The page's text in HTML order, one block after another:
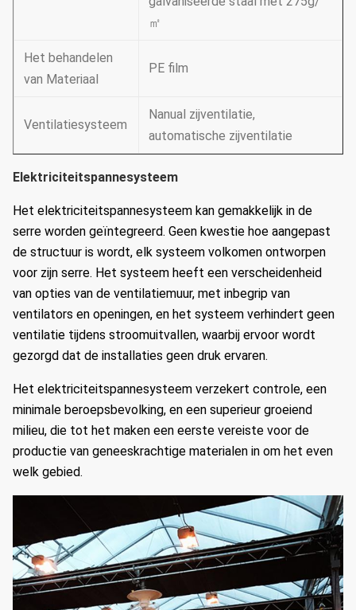
㎡
Het behandelen
van Materiaal
PE film
Ventilatiesysteem
Nanual zijventilatie,
automatische zijventilatie
Elektriciteitspannesysteem
Het elektriciteitspannesysteem kan gemakkelijk in de
serre worden geïntegreerd. Geen kwestie hoe aangepast
de structuur is wordt, elk systeem volkomen ontworpen
voor zijn serre. Het systeem heeft een verscheidenheid
van opties van de ventilatiemuur, met inbegrip van
ventilators en openingen, en het systeem verhindert geen
ventilatie tijdens stroomuitvallen, waarbij ervoor wordt
gezorgd dat de installaties geen druk ervaren.
Het elektriciteitspannesysteem verzekert controle, een
minimale beroepsbevolking, en een superieur groeiend
milieu, die tot het maken een eerste vereiste voor de
productie van geneeskrachtige materialen in om het even
welk gebied.